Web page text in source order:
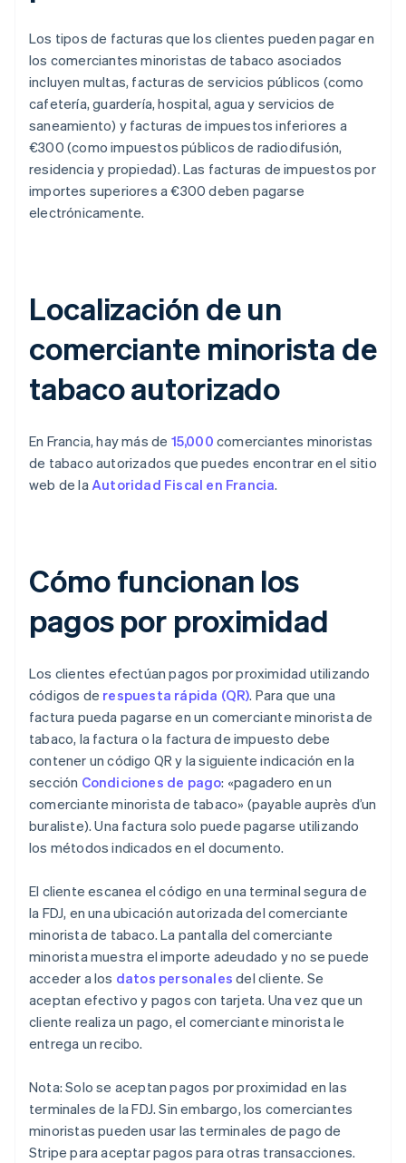
Los tipos de facturas que los clientes pueden pagar en
los comerciantes minoristas de tabaco asociados
incluyen multas, facturas de servicios públicos (como
cafetería, guardería, hospital, agua y servicios de
saneamiento) y facturas de impuestos inferiores a
€300 (como impuestos públicos de radiodifusión,
residencia y propiedad). Las facturas de impuestos por
importes superiores a €300 deben pagarse
electrónicamente.
Localización de un
comerciante minorista de
tabaco autorizado
En Francia, hay más de 15,000 comerciantes minoristas
de tabaco autorizados que puedes encontrar en el sitio
web de laAutoridad Fiscal en Francia.
Cómo funcionan los
pagos por proximidad
Los clientes efectúan pagos por proximidad utilizando
códigos de respuesta rápida (QR). Para que una
factura pueda pagarse en un comerciante minorista de
tabaco, la factura o la factura de impuesto debe
contener un código QR y la siguiente indicación en la
sección Condiciones de pago: «pagadero en un
comerciante minorista de tabaco» (payable auprès d’un
buraliste). Una factura solo puede pagarse utilizando
los métodos indicados en el documento.
El cliente escanea el código en una terminal segura de
la FDJ, en una ubicación autorizada del comerciante
minorista de tabaco. La pantalla del comerciante
minorista muestra el importe adeudado y no se puede
acceder a los datos personales del cliente. Se
aceptan efectivo y pagos con tarjeta. Una vez que un
cliente realiza un pago, el comerciante minorista le
entrega un recibo.
Nota: Solo se aceptan pagos por proximidad en las
terminales de la FDJ. Sin embargo, los comerciantes
minoristas pueden usar las terminales de pago de
Stripe para aceptar pagos para otras transacciones.